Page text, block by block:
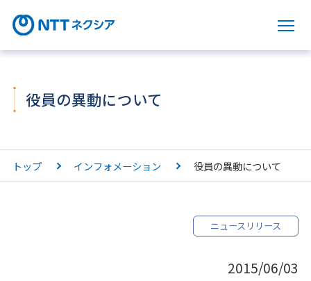
サ
役員の異動について
トップ インフォメーション 役員の異動について
ニュースリリース
2015/06/03